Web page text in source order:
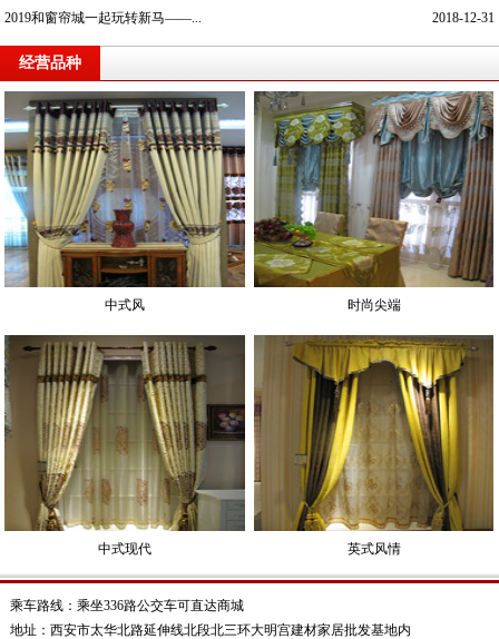
2018-12-31
2019和窗帘城一起玩转新马——...
经营品种
中式风 时尚尖端
中式现代 英式风情
乘车路线：乘坐336路公交车可直达商城
地址：西安市太华北路延伸线北段北三环大明宫建材家居批发基地内